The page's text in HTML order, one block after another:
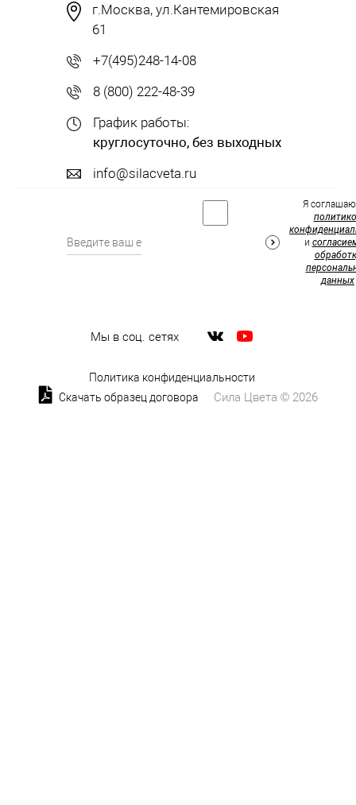
г.Москва, ул.Кантемировская
61
+7(495)248-14-08
8 (800) 222-48-39
График работы:
круглосуточно, без выходных
info@silacveta.ru
Мы в соц. сетях
Я
и
данных
Политика конфиденциальности
Скачать образец договора
Сила Цвета © 2026